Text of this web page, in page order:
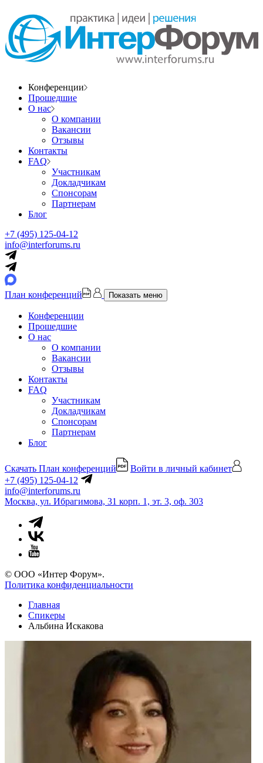
Конференции
Прошедшие
О нас
О компании
Вакансии
Отзывы
Контакты
FAQ
Участникам
Докладчикам
Спонсорам
Партнерам
Блог
+7 (495) 125-04-12
info@interforums.ru
План конференций Показать меню
Конференции
Прошедшие
О нас
О компании
Вакансии
Отзывы
Контакты
FAQ
Участникам
Докладчикам
Спонсорам
Партнерам
Блог
Скачать План конференций
Войти в личный кабинет
+7 (495) 125-04-12
info@interforums.ru
Москва, ул. Ибрагимова, 31 корп. 1, эт. 3, оф. 303
© ООО «Интер Форум».
Политика конфиденциальности
Главная
Спикеры
Альбина Искакова